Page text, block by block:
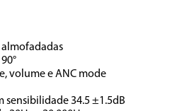
almofadadas
volume e ANC mode
34.5 ±1.5dB